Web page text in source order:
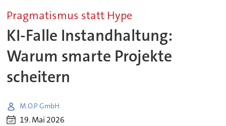
Pragmatismus statt Hype
KI-Falle Instandhaltung:
Warum smarte Projekte
scheitern
M.O.P GmbH
19. Mai 2026